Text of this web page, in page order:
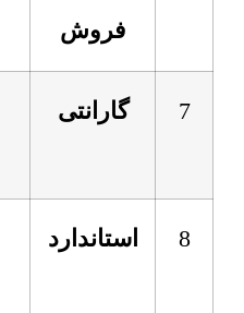
فروش
7 گارانتی
8 استاندارد